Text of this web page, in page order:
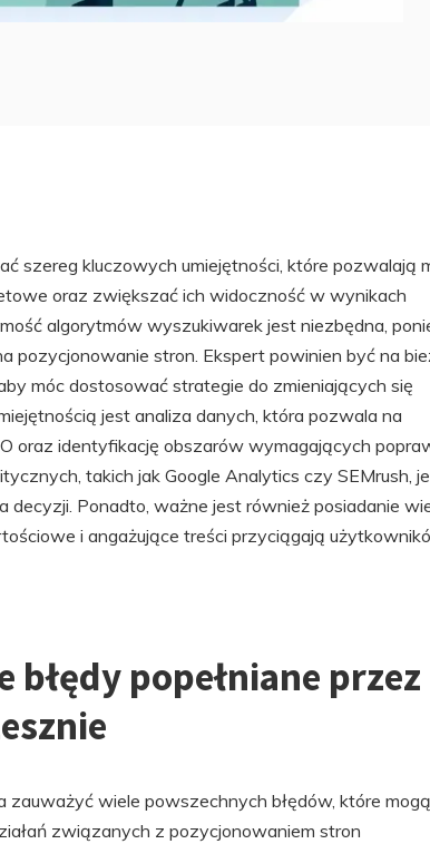
szereg kluczowych umiejętności, które pozwalają
oraz zwiększać ich widoczność w wynikach
algorytmów wyszukiwarek jest niezbędna,
pozycjonowanie stron. Ekspert powinien być na
móc dostosować strategie do zmieniających się
jest analiza danych, która pozwala na
oraz identyfikację obszarów wymagających
takich jak Google Analytics czy SEMrush,
decyzji. Ponadto, ważne jest również posiadanie
i angażujące treści przyciągają
błędy popełniane przez
wiele powszechnych błędów, które mogą
związanych z pozycjonowaniem stron